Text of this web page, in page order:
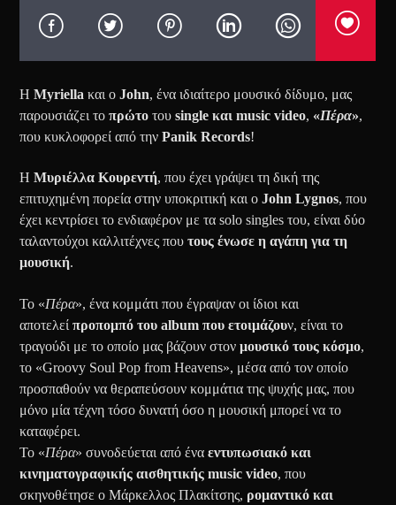
ΗMyriella και ο John, ένα ιδιαίτερο μουσικό δίδυμο, μας
παρουσιάζει το πρώτοτου single και music video, «Πέρα»,
που κυκλοφορεί από τηνPanik Records!
ΗΜυριέλλα Κουρεντή, που έχει γράψει τη δική της
επιτυχημένη πορεία στην υποκριτική και οJohn Lygnos, που
έχει κεντρίσει το ενδιαφέρον με τα solo singles του, είναι δύο
ταλαντούχοι καλλιτέχνες πουτους ένωσε η αγάπη για τη
μουσική.
Το «Πέρα», ένα κομμάτι που έγραψαν οι ίδιοι και
αποτελείπροπομπό του album που ετοιμάζουν, είναι το
τραγούδι με το οποίο μας βάζουν στονμουσικό τους κόσμο,
το «Groovy Soul Pop from Heavens», μέσα από τον οποίο
προσπαθούν να θεραπεύσουν κομμάτια της ψυχής μας, που
μόνο μία τέχνη τόσο δυνατή όσο η μουσική μπορεί να το
καταφέρει.
Το «Πέρα» συνοδεύεται από ένα εντυπωσιακό και
κινηματογραφικής αισθητικής music video, που
σκηνοθέτησε ο Μάρκελλος Πλακίτσης, ρομαντικό και